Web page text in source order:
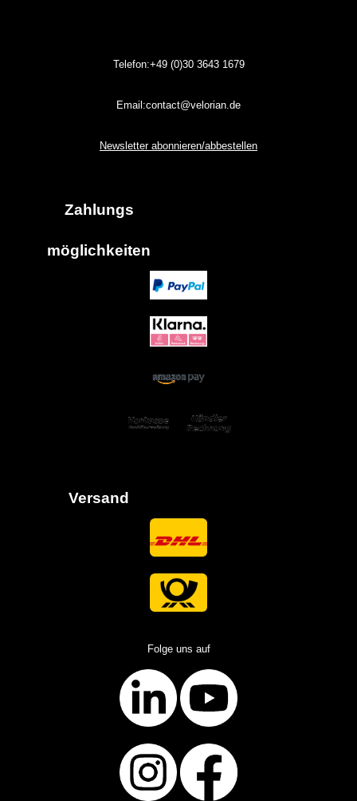
Telefon:+49 (0)3036431679
Email:contact@velorian.de
Newsletter abonnieren/abbestellen
Zahlungs
möglich keiten
Versand
Folge uns auf